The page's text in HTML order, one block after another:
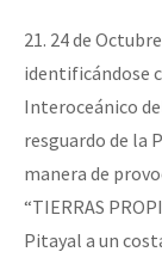
21. 24 de
identificándose
Interoceánico
resguardo de la
manera de
“TIERRAS
Pitayal a un